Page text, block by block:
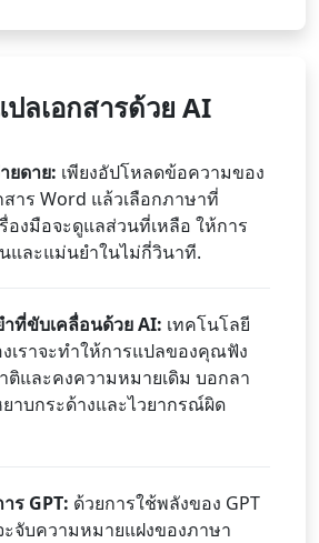
ลเอกสารด้วย AI
ยดาย: เพียงอัปโหลดข้อความของ
าร Word แล้วเลือกภาษาที่
องมือจะดูแลส่วนที่เหลือ ให้การ
และแม่นยำในไม่กี่วินาที.
ที่ขับเคลื่อนด้วย AI: เทคโนโลยี
เราจะทำให้การแปลของคุณฟัง
ติและคงความหมายเดิม บอกลา
าบกระด้างและไวยากรณ์ผิด
ร GPT: ด้วยการใช้พลังของ GPT
ะจับความหมายแฝงของภาษา